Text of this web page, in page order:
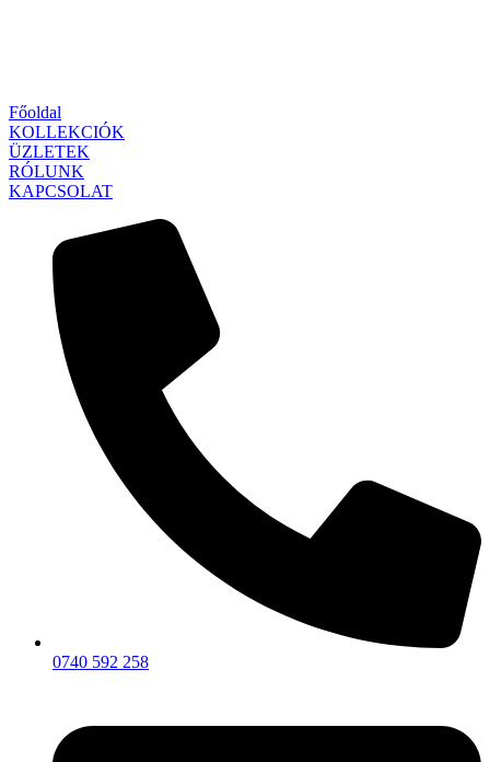
Főoldal
KOLLEKCIÓK
ÜZLETEK
RÓLUNK
KAPCSOLAT
0740 592 258